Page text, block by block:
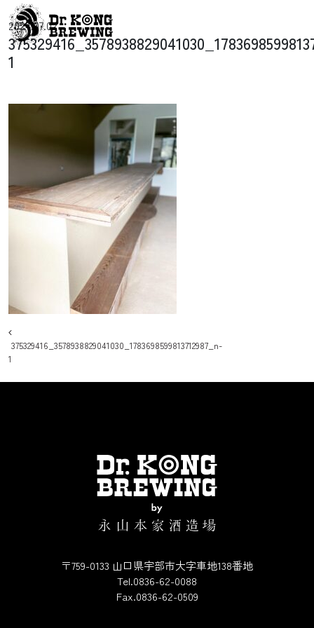
コンテンツへスキップ
メインナビゲーション
2024.07.02
1
投稿ナビゲーション
375329416_3578938829041030_1783698599813712987_n-
1
〒759-0133 山口県宇部市大字車地138番地
Tel.0836-62-0088
Fax.0836-62-0509